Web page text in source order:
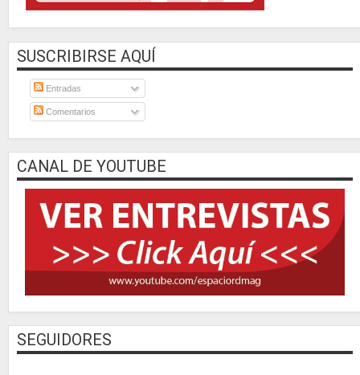
SUSCRIBIRSE AQUÍ
Entradas
Comentarios
CANAL DE YOUTUBE
SEGUIDORES